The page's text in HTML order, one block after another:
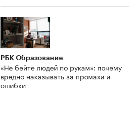
РБК Образование
«Не бейте людей по рукам»: почему
вредно наказывать за промахи и
ошибки